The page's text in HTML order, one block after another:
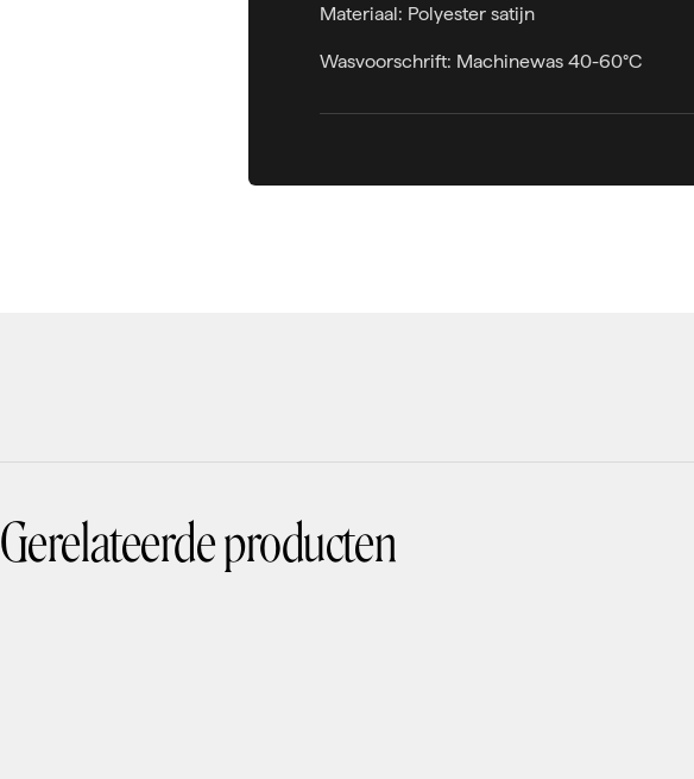
Materiaal: Polyester satijn
Wasvoorschrift: Machinewas 40-60°C
Gerelateerde producten